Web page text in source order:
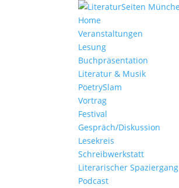
Home
Veranstaltungen
Lesung
Buchpräsentation
Literatur & Musik
PoetrySlam
Vortrag
Festival
Gespräch/Diskussion
Lesekreis
Schreibwerkstatt
Literarischer Spaziergang
Podcast